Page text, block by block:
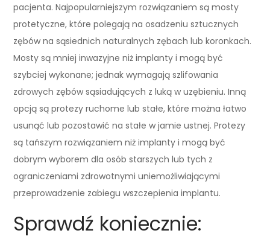
pacjenta. Najpopularniejszym rozwiązaniem są mosty
protetyczne, które polegają na osadzeniu sztucznych
zębów na sąsiednich naturalnych zębach lub koronkach.
Mosty są mniej inwazyjne niż implanty i mogą być
szybciej wykonane; jednak wymagają szlifowania
zdrowych zębów sąsiadujących z luką w uzębieniu. Inną
opcją są protezy ruchome lub stałe, które można łatwo
usunąć lub pozostawić na stałe w jamie ustnej. Protezy
są tańszym rozwiązaniem niż implanty i mogą być
dobrym wyborem dla osób starszych lub tych z
ograniczeniami zdrowotnymi uniemożliwiającymi
przeprowadzenie zabiegu wszczepienia implantu.
Sprawdź koniecznie: